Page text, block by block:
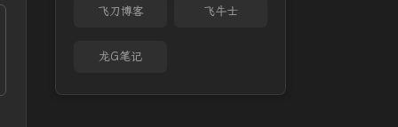
飞刀博客 飞牛士
龙G笔记